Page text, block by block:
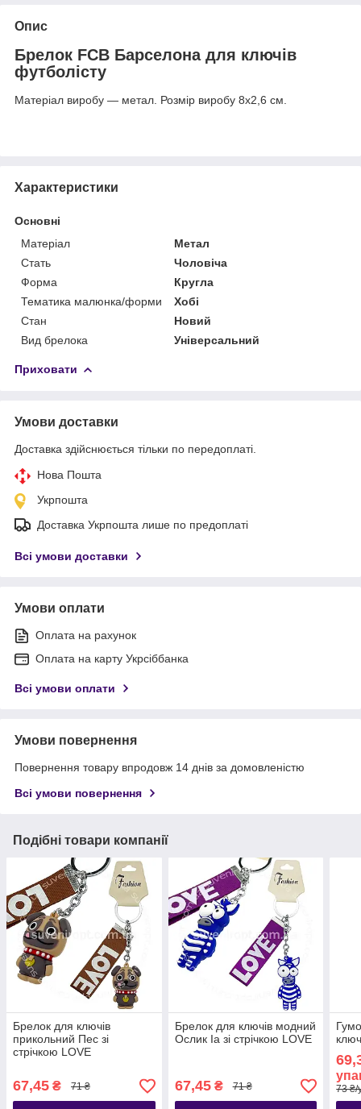
Опис
Брелок FCB Барселона для ключів
футболісту
Матеріал виробу — метал. Розмір виробу 8х2,6 см.
Характеристики
Основні
Матеріал
Метал
Стать
Чоловіча
Форма
Кругла
Тематика малюнка/форми
Хобі
Стан
Новий
Вид брелока
Універсальний
Приховати
Умови доставки
Доставка здійснюється тільки по передоплаті.
Нова Пошта
Укрпошта
Доставка Укрпошта лише по предоплаті
Всі умови доставки
Умови оплати
Оплата на рахунок
Оплата на карту Укрсіббанка
Всі умови оплати
Умови повернення
Повернення товару впродовж 14 днів за домовленістю
Всі умови повернення
Подібні товари компанії
Брелок для ключів
прикольний Пес зі
стрічкою LOVE
67,45 ₴ 71 ₴
Брелок для ключів модний
Ослик Іа зі стрічкою LOVE
67,45₴ 71 ₴ 73 ₴/